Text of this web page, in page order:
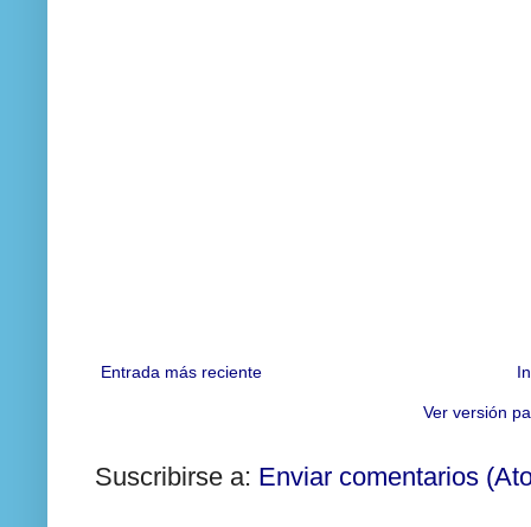
Entrada más reciente
Ver versión
Suscribirse a: Enviar comentarios